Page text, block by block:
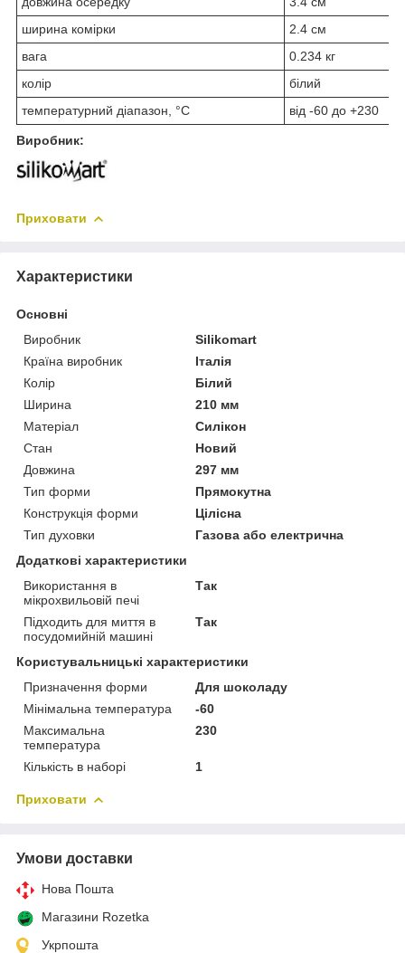
ширина комірки
2.4 см
вага
0.234 кг
колір
білий
температурний діапазон, °С
від -60 до +230
Виробник:
Приховати
Характеристики
Основні
Виробник
Silikomart
Країна виробник
Італія
Колір
Білий
Ширина
210 мм
Матеріал
Силікон
Стан
Новий
Довжина
297 мм
Тип форми
Прямокутна
Конструкція форми
Цілісна
Тип духовки
Газова або електрична
Додаткові характеристики
Використання в
мікрохвильовій печі
Так
Підходить для миття в
посудомийній машині
Так
Користувальницькі характеристики
Призначення форми
Для шоколаду
Мінімальна температура
-60
Максимальна
температура
230
Кількість в наборі 1
Приховати
Умови доставки
Нова Пошта
Магазини Rozetka
Укрпошта